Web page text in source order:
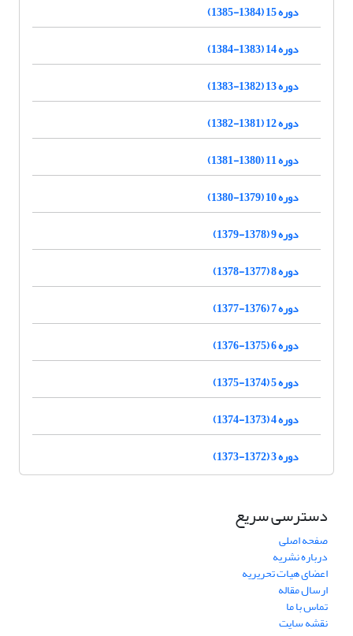
دوره 15 (1384-1385)
دوره 14 (1383-1384)
دوره 13 (1382-1383)
دوره 12 (1381-1382)
دوره 11 (1380-1381)
دوره 10 (1379-1380)
دوره 9 (1378-1379)
دوره 8 (1377-1378)
دوره 7 (1376-1377)
دوره 6 (1375-1376)
دوره 5 (1374-1375)
دوره 4 (1373-1374)
دوره 3 (1372-1373)
دسترسی سریع
صفحه اصلی
درباره نشریه
اعضای هیات تحریریه
ارسال مقاله
تماس با ما
نقشه سایت